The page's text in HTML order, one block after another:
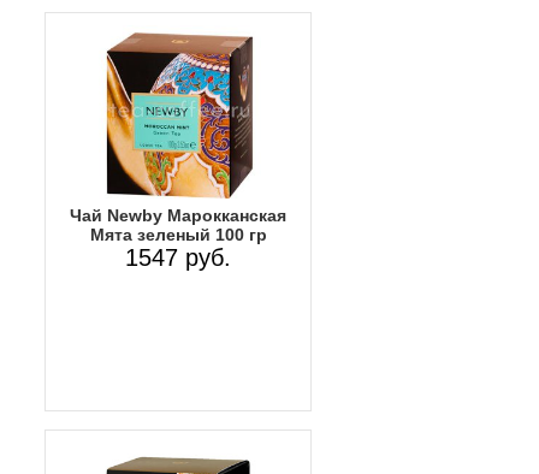
Чай Newby Марокканская
Мята зеленый 100 гр
1547 руб.